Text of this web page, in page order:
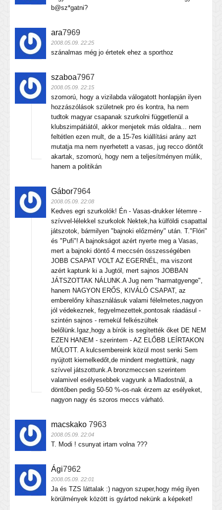
b@sz*gatni?
ara7969
2008.05.09. 22:25
szánalmas még jo értetek ehez a sporthoz
szaboa7967
2008.05.09. 22:15
szomorú, hogy a vizilabda válogatott honlapján ilyen
hozzászólások születnek pro és kontra, ha nem
tudtok magyar csapanak szurkolni függetlenül a
klubszimpátiától, akkor menjetek más oldalra... nem
feltétlen ezen mult, de a 15-7es kiállítási arány azt
mutatja ma nem nyerhetett a vasas, jug recco döntőt
akartak, szomorú, hogy nem a teljesítményen múlik,
hanem a politikán
Gábor7964
2008.05.09. 22:08
Kedves egri szurkolók! Én - Vasas-drukker létemre -
szívvel-lélekkel szurkolok Nektek,ha külföldi csapattal
játszotok, bármilyen "bajnoki előzmény" után. T."Flóri"
és "Pufi"! A bajnokságot azért nyerte meg a Vasas,
mert a bajnoki döntő 4 meccsén összességében
JOBB CSAPAT VOLT AZ EGERNÉL, ma viszont
azért kaptunk ki a Jugtól, mert sajnos JOBBAN
JÁTSZOTTAK NÁLUNK.A Jug nem "harmatgyenge",
hanem NAGYON ERŐS, KIVÁLÓ CSAPAT, az
emberelőny kihasználásuk valami félelmetes,nagyon
jól védekeznek, fegyelmezettek,pontosak ráadásul -
szintén sajnos - remekül felkészültek
belőlünk.Igaz,hogy a bírók is segítették őket DE NEM
EZEN HANEM - szerintem - AZ ELŐBB LEÍRTAKON
MÚLOTT. A kulcsembereink közül most senki Sem
nyújtott kiemelkedőt,de mindent megtettünk, nagy
szívvel játszottunk.A bronzmeccsen szerintem
valamivel esélyesebbek vagyunk a Mladostnál, a
döntőben pedig 50-50 %-os-nak érzem az esélyeket,
nagyon nagy és szoros meccs várható.
macskako 7963
2008.05.09. 22:04
T. Modi ! csunyat irtam volna ???
Ági7962
2008.05.09. 22:01
Ja és TZS láttalak :) nagyon szuper,hogy még ilyen
körülmények között is gyártod nekünk a képeket!